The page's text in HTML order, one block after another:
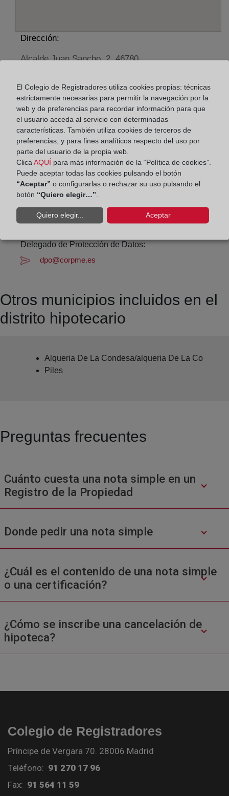
Dirección:
Alcalde Juan Sancho, 2, 46780
De lunes a viernes de 09:00 a 17:00 horas
Agosto: De lunes a viernes de 09:00 a 14:00 horas
Los días 24 y 31 de diciembre de 09:00 a 14:00
horas
Datos de contacto:
96 285 88 13
oliva@registrodelapropiedad.org
Datos del Registrador:
Delegado de Protección de Datos:
dpo@corpme.es
Otros municipios incluidos en el
distrito hipotecario
Alqueria De La Condesa/alqueria De La Co
Piles
Preguntas frecuentes
Cuánto cuesta una nota simple en un
Registro de la Propiedad
Donde pedir una nota simple
¿Cuál es el contenido de una nota simple
o una certificación?
¿Cómo se inscribe una cancelación de
hipoteca?
Colegio de Registradores
Príncipe de Vergara 70. 28006 Madrid
Teléfono: 91 270 17 96
Fax: 91 564 11 59
El Colegio de Registradores utiliza cookies propias: técnicas
estrictamente necesarias para permitir la navegación por la
web y de preferencias para recordar información para que
el usuario acceda al servicio con determinadas
características. También utiliza cookies de terceros de
preferencias, y para fines analíticos respecto del uso por
parte del usuario de la propia web.
Clica AQUÍ para más información de la “Política de cookies”.
Puede aceptar todas las cookies pulsando el botón
“Aceptar” o configurarlas o rechazar su uso pulsando el
botón “Quiero elegir…”
Quiero elegir... Aceptar